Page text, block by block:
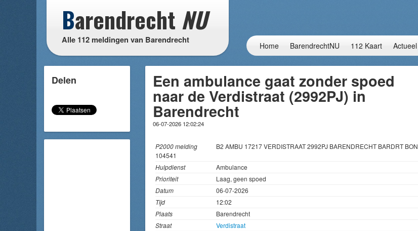
Barendrecht NU
Alle 112 meldingen van Barendrecht
Home BarendrechtNU 112 Kaart Actueel
Delen Een ambulance gaat zonder spoed
naar de Verdistraat (2992PJ) in
Barendrecht
06-07-2026 12:02:24
P2000 melding
B2 AMBU 17217 VERDISTRAAT 2992PJ BARENDRECHT BARDRT BON
104541
Hulpdienst
Ambulance
Prioriteit
Laag, geen spoed
Datum
06-07-2026
Tijd
12:02
Plaats
Barendrecht
Straat
Verdistraat